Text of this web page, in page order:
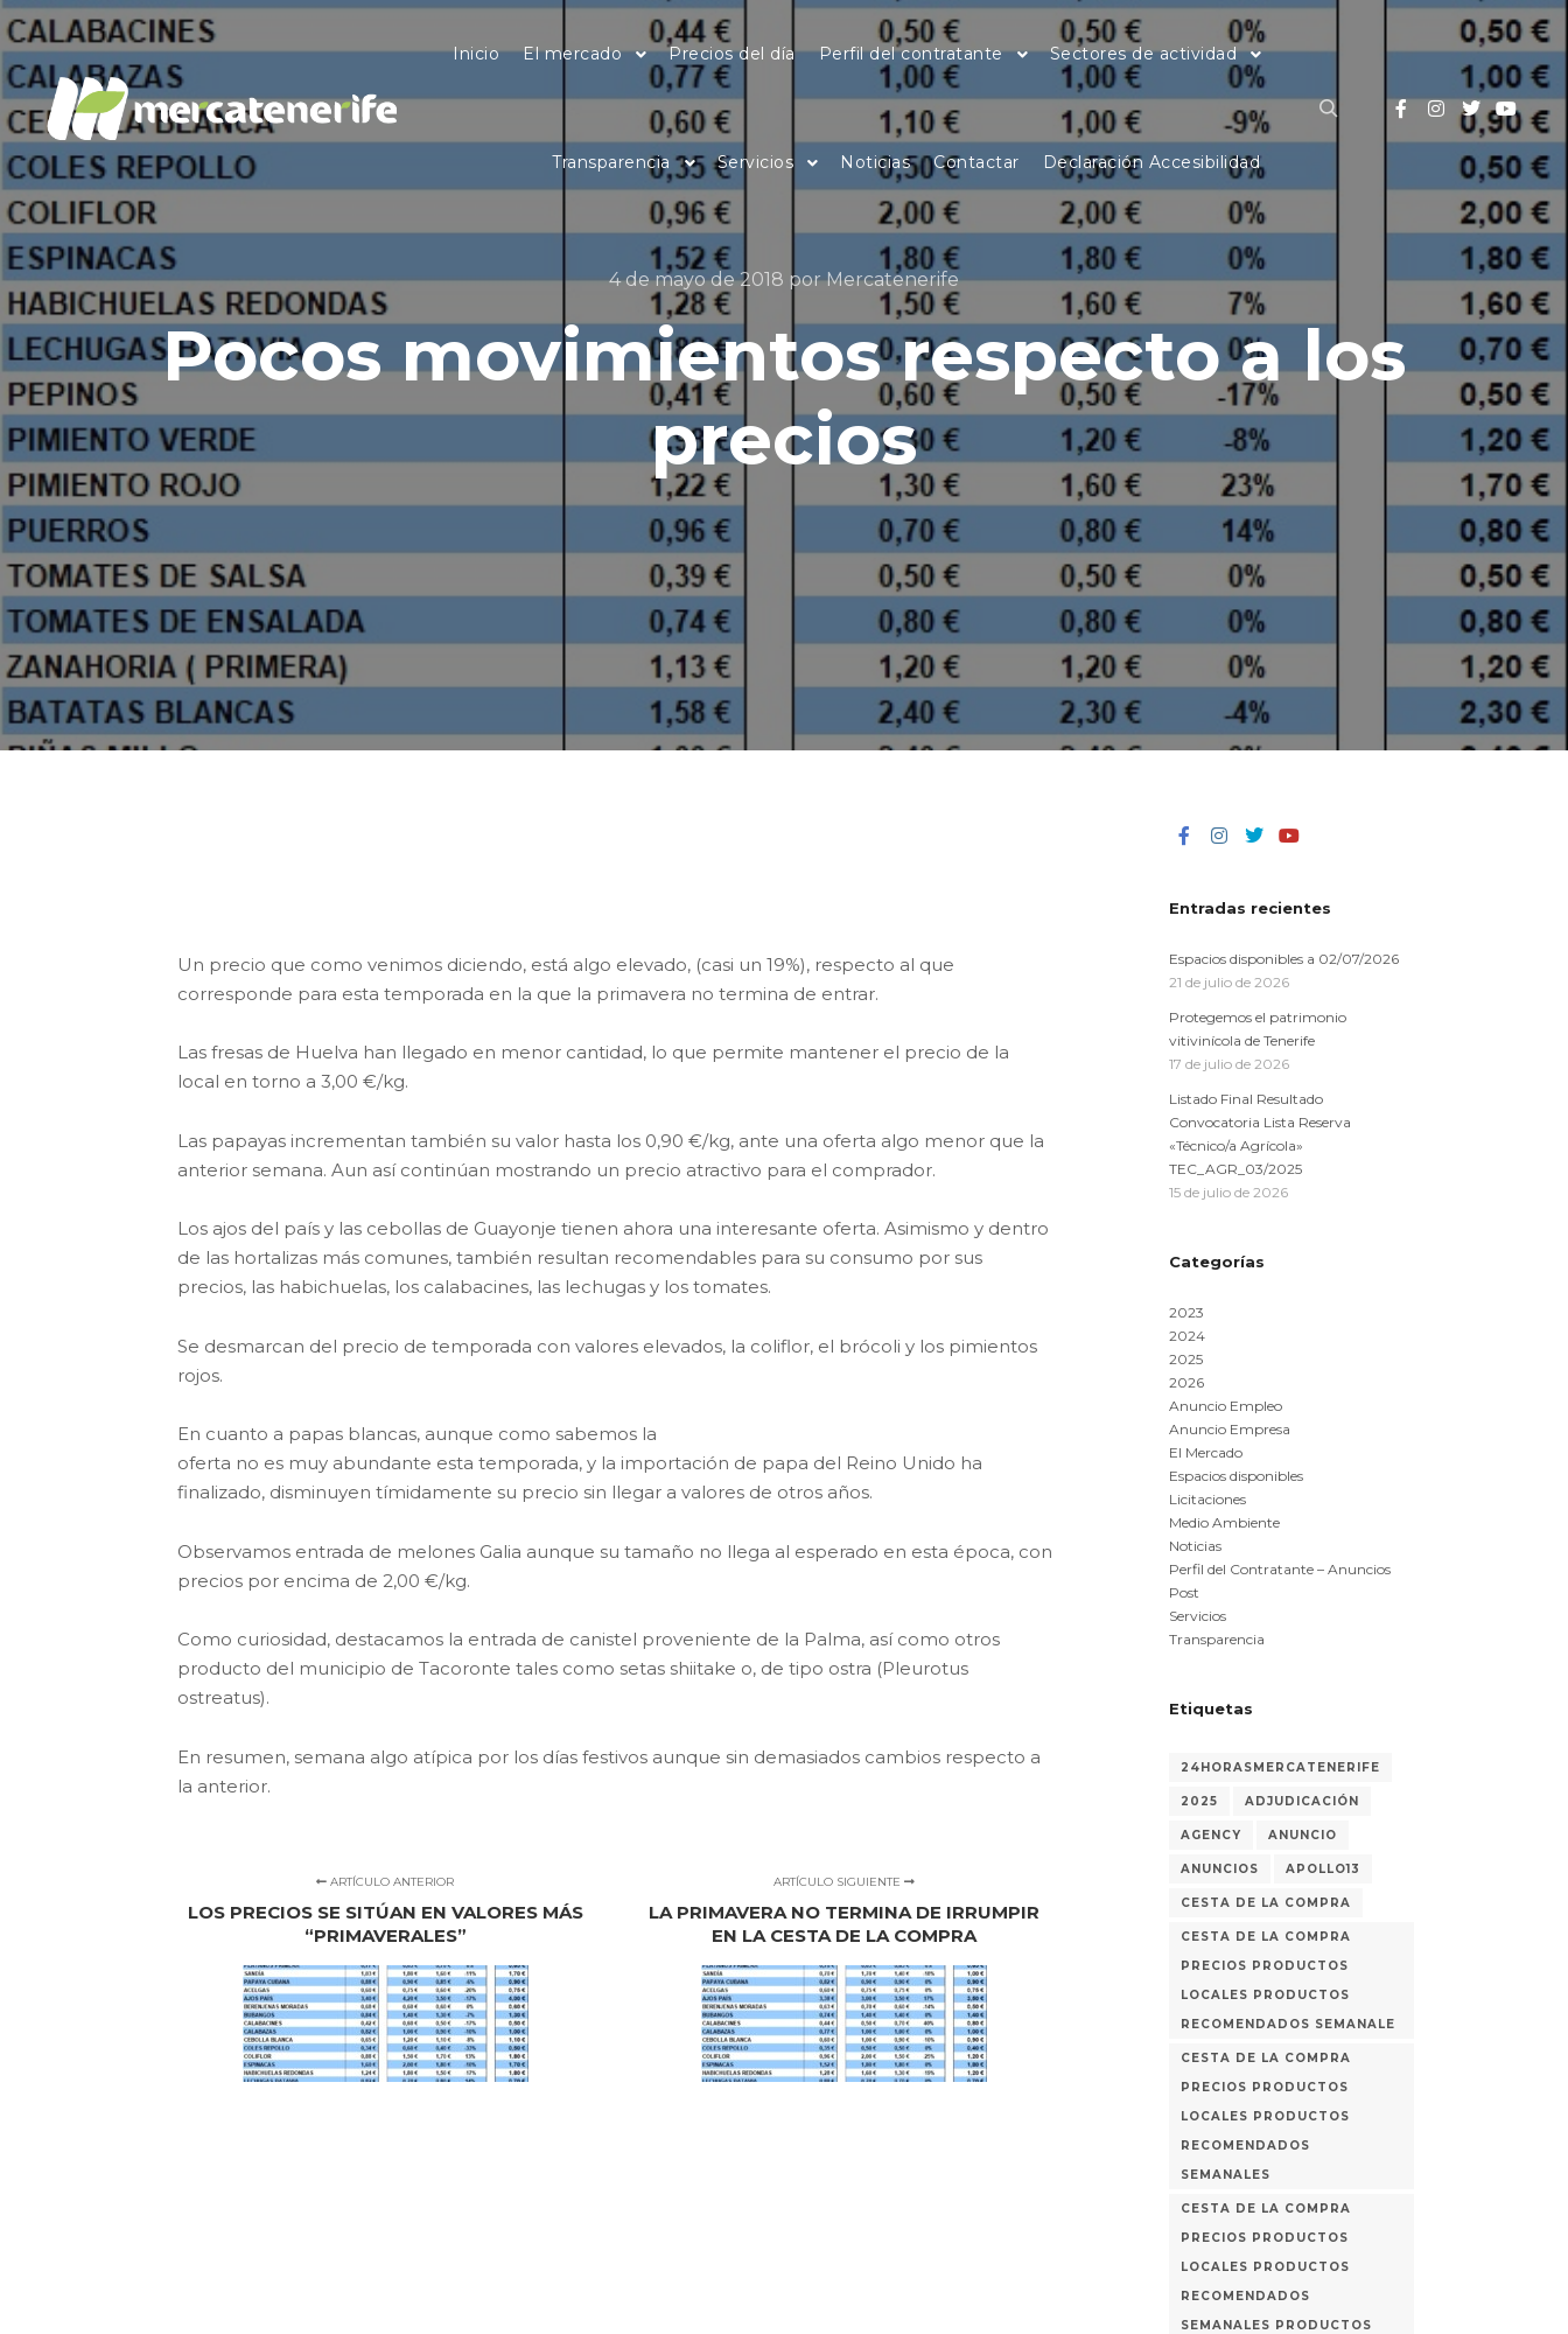
Inicio El mercado Precios del día Perfil del contratante Sectores de actividad
Transparencia Servicios Noticias Contactar Declaración Accesibilidad
4 de mayo de 2018 porMercatenerife
Pocos movimientos respecto a los
precios
Un precio que como venimos diciendo, está algo elevado, (casi un 19%), respecto al que
corresponde para esta temporada en la que la primavera no termina de entrar.
Las fresas de Huelva han llegado en menor cantidad, lo que permite mantener el precio de la
local en torno a 3,00 €/kg.
Las papayas incrementan también su valor hasta los 0,90 €/kg, ante una oferta algo menor que la
anterior semana. Aun así continúan mostrando un precio atractivo para el comprador.
Los ajos del país y las cebollas de Guayonje tienen ahora una interesante oferta. Asimismo y dentro
de las hortalizas más comunes, también resultan recomendables para su consumo por sus
precios, las habichuelas, los calabacines, las lechugas y los tomates.
Se desmarcan del precio de temporada con valores elevados, la coliflor, el brócoli y los pimientos
rojos.
En cuanto a papas blancas, aunque como sabemos la
oferta no es muy abundante esta temporada, y la importación de papa del Reino Unido ha
finalizado, disminuyen tímidamente su precio sin llegar a valores de otros años.
Observamos entrada de melones Galia aunque su tamaño no llega al esperado en esta época, con
precios por encima de 2,00 €/kg.
Como curiosidad, destacamos la entrada de canistel proveniente de la Palma, así como otros
producto del municipio de Tacoronte tales como setas shiitake o, de tipo ostra (Pleurotus
ostreatus).
En resumen, semana algo atípica por los días festivos aunque sin demasiados cambios respecto a
la anterior.
ARTÍCULO ANTERIOR
LOS PRECIOS SE SITÚAN EN VALORES MÁS
“PRIMAVERALES”
ARTÍCULO SIGUIENTE
LA PRIMAVERA NO TERMINA DE IRRUMPIR
EN LA CESTA DE LA COMPRA
Entradas recientes
Espacios disponibles a 02/07/2026
21 de julio de 2026
Protegemos el patrimonio
vitivinícola de Tenerife
17 de julio de 2026
Listado Final Resultado
Convocatoria Lista Reserva
«Técnico/a Agrícola»
TEC_AGR_03/2025
15 de julio de 2026
Categorías
2023
2024
2025
2026
Anuncio Empleo
Anuncio Empresa
El Mercado
Espacios disponibles
Licitaciones
Medio Ambiente
Noticias
Perfil del Contratante – Anuncios
Post
Servicios
Transparencia
Etiquetas
24HORASMERCATENERIFE
2025 ADJUDICACIÓN
AGENCY ANUNCIO
ANUNCIOS APOLLO13
CESTA DE LA COMPRA
CESTA DE LA COMPRA
PRECIOS PRODUCTOS
LOCALES PRODUCTOS
RECOMENDADOS SEMANALE
CESTA DE LA COMPRA
PRECIOS PRODUCTOS
LOCALES PRODUCTOS
RECOMENDADOS
SEMANALES
CESTA DE LA COMPRA
PRECIOS PRODUCTOS
LOCALES PRODUCTOS
RECOMENDADOS
SEMANALES PRODUCTOS